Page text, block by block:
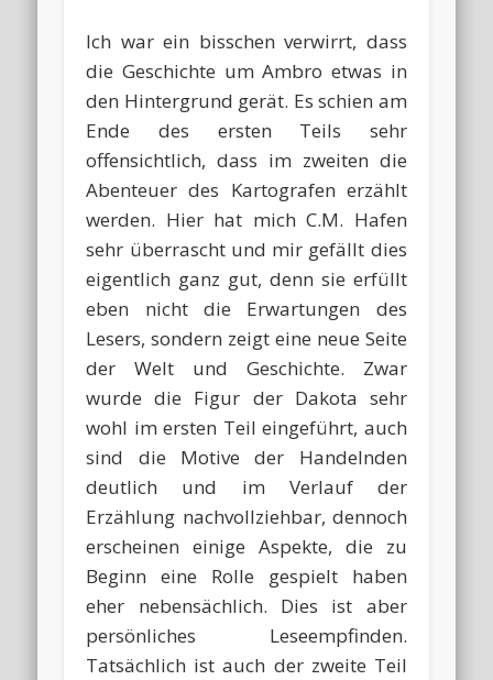
Ich war ein bisschen verwirrt, dass
die Geschichte um Ambro etwas in
den Hintergrund gerät. Es schien am
Ende des ersten Teils sehr
offensichtlich, dass im zweiten die
Abenteuer des Kartografen erzählt
werden. Hier hat mich C.M. Hafen
sehr überrascht und mir gefällt dies
eigentlich ganz gut, denn sie erfüllt
eben nicht die Erwartungen des
Lesers, sondern zeigt eine neue Seite
der Welt und Geschichte. Zwar
wurde die Figur der Dakota sehr
wohl im ersten Teil eingeführt, auch
sind die Motive der Handelnden
deutlich und im Verlauf der
Erzählung nachvollziehbar, dennoch
erscheinen einige Aspekte, die zu
Beginn eine Rolle gespielt haben
eher nebensächlich. Dies ist aber
persönliches Leseempfinden.
Tatsächlich ist auch der zweite Teil